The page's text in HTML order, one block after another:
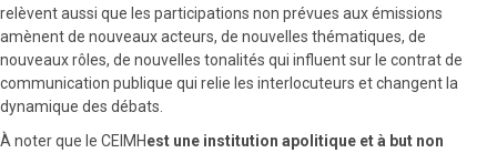
relèvent aussi que les participations non prévues aux émissions
amènent de nouveaux acteurs, de nouvelles thématiques, de
nouveaux rôles, de nouvelles tonalités qui influent sur le contrat de
communication publique qui relie les interlocuteurs et changent la
dynamique des débats.
À noter que le CEIMHest une institution apolitique et à but non